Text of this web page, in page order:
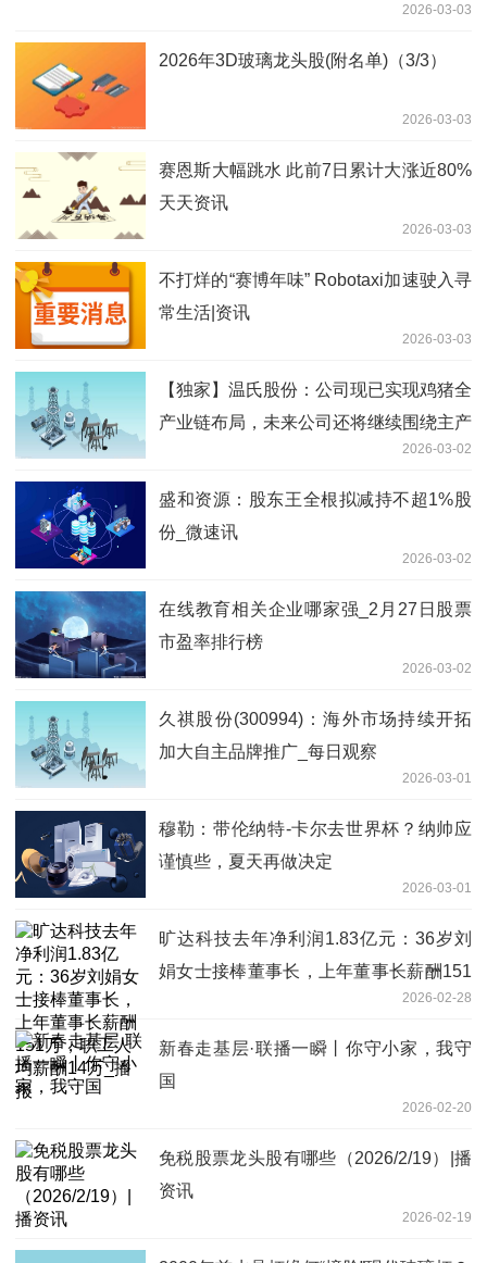
2026-03-03
2026年3D玻璃龙头股(附名单)（3/3）
2026-03-03
赛恩斯大幅跳水 此前7日累计大涨近80%
天天资讯
2026-03-03
不打烊的“赛博年味” Robotaxi加速驶入寻
常生活|资讯
2026-03-03
【独家】温氏股份：公司现已实现鸡猪全
产业链布局，未来公司还将继续围绕主产
业上下游，积极投资具有发展潜质的行业
和企业
2026-03-02
盛和资源：股东王全根拟减持不超1%股
份_微速讯
2026-03-02
在线教育相关企业哪家强_2月27日股票
市盈率排行榜
2026-03-02
久祺股份(300994)：海外市场持续开拓
加大自主品牌推广_每日观察
2026-03-01
穆勒：带伦纳特-卡尔去世界杯？纳帅应
谨慎些，夏天再做决定
2026-03-01
旷达科技去年净利润1.83亿元：36岁刘
娟女士接棒董事长，上年董事长薪酬151
2026-02-28
新春走基层·联播一瞬丨你守小家，我守
国
2026-02-20
免税股票龙头股有哪些（2026/2/19）|播
资讯
2026-02-19